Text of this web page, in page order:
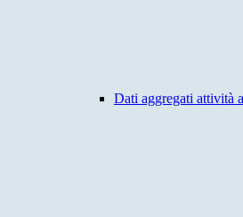
Dati aggregati attività